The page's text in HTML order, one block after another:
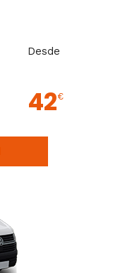
Desde
42€